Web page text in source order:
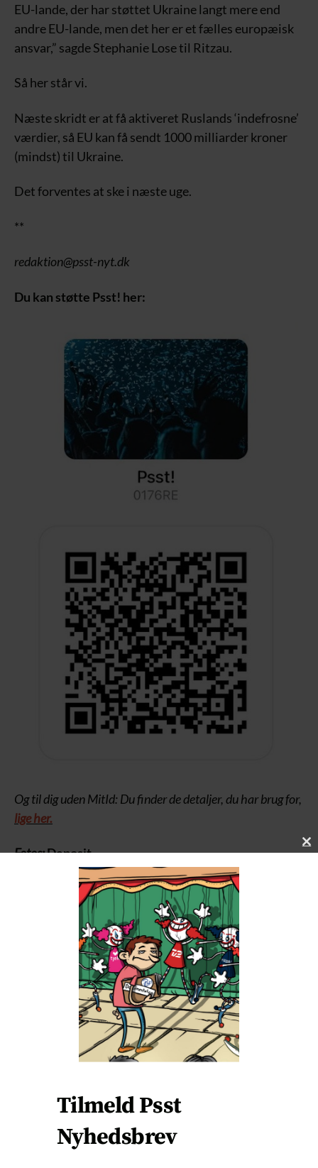
EU-lande, der har støttet Ukraine langt mere end
andre EU-lande, men det her er et fælles europæisk
ansvar,” sagde Stephanie Lose til Ritzau.
Så her står vi.
Næste skridt er at få aktiveret Ruslands ‘indefrosne’
værdier, så EU kan få sendt 1000 milliarder kroner
(mindst) til Ukraine.
Det forventes at ske i næste uge.
**
redaktion@psst-nyt.dk
Du kan støtte Psst! her:
Og til dig uden MitId: Du finder de detaljer, du har brug for,
lige her.
Fotos:Deposit
FØLG PSST! PÅ FACEBOOK OG X
TIL FORSIDEN
Præsident Volodymyr Zelenskyjs absolutte
inderkreds, som i sagens natur udgør den politiske
top i Ukraine, har med den ene hånd sendt landets
unge mænd til at fronten for at kæmpe og dø, og med
De har sendt patruljer ud for at indfange landets
C
Tilmeld Psst
Nyhedsbrev